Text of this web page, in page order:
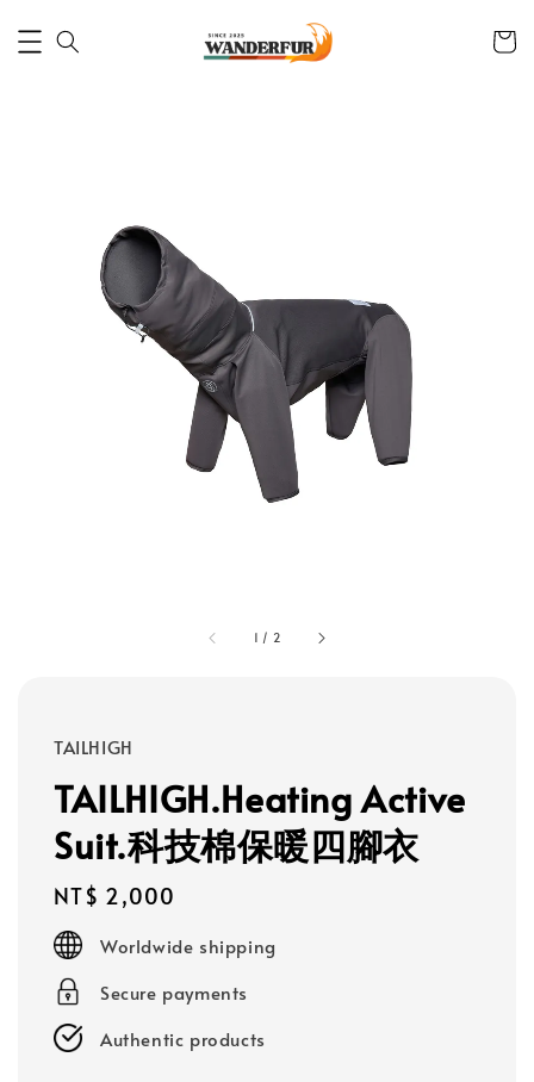
1 / 2
TAILHIGH
TAILHIGH.Heating Active
Suit.科技棉保暖四腳衣
Regular
price
NT$ 2,000
Worldwide shipping
Secure payments
Authentic products